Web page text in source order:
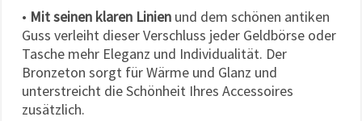
• Mit seinen klaren Linien und dem schönen antiken
Guss verleiht dieser Verschluss jeder Geldbörse oder
Tasche mehr Eleganz und Individualität. Der
Bronzeton sorgt für Wärme und Glanz und
unterstreicht die Schönheit Ihres Accessoires
zusätzlich.